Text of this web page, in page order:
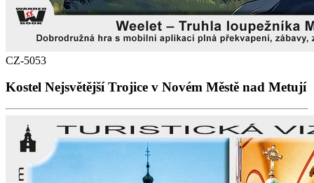
CZ-5053
Kostel Nejsvětější Trojice v Novém Městě nad Metují